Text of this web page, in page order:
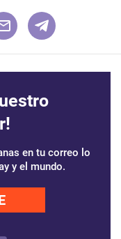
en tu correo lo
y el mundo.